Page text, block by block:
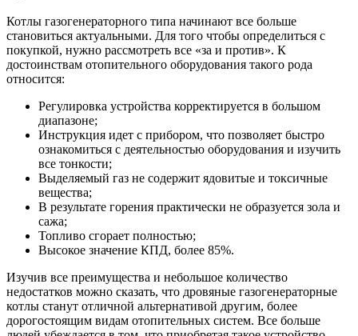
Котлы газогенераторного типа начинают все больше
становиться актуальными. Для того чтобы определиться с
покупкой, нужно рассмотреть все «за и против». К
достоинствам отопительного оборудования такого рода
относится:
Регулировка устройства корректируется в большом
диапазоне;
Инструкция идет с прибором, что позволяет быстро
ознакомиться с деятельностью оборудования и изучить
все тонкости;
Выделяемый газ не содержит ядовитые и токсичные
вещества;
В результате горения практически не образуется зола и
сажа;
Топливо сгорает полностью;
Высокое значение КПД, более 85%.
Изучив все преимущества и небольшое количество
недостатков можно сказать, что дровяные газогенераторные
котлы станут отличной альтернативой другим, более
дорогостоящим видам отопительных систем. Все больше